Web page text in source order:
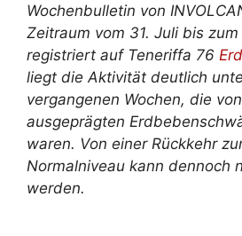
Wochenbulletin von
Zeitraum vom 31. Juli bis
registriert auf Teneriffa 76
liegt die Aktivität deutlich
vergangenen Wochen, die
ausgeprägten
waren. Von einer Rückkehr
Normalniveau kann dennoch
werden.